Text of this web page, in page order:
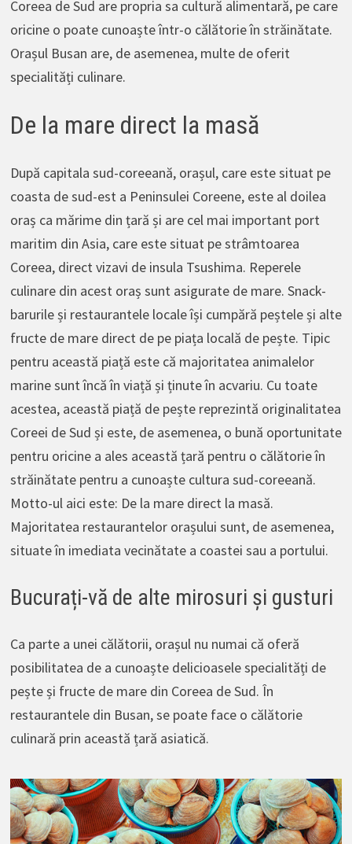
Coreea de Sud are propria sa cultură alimentară, pe care
oricine o poate cunoaște într-o călătorie în străinătate.
Orașul Busan are, de asemenea, multe de oferit
specialități culinare.
De la mare direct la masă
După capitala sud-coreeană, orașul, care este situat pe
coasta de sud-est a Peninsulei Coreene, este al doilea
oraș ca mărime din țară și are cel mai important port
maritim din Asia, care este situat pe strâmtoarea
Coreea, direct vizavi de insula Tsushima. Reperele
culinare din acest oraș sunt asigurate de mare. Snack-
barurile și restaurantele locale își cumpără peștele și alte
fructe de mare direct de pe piața locală de pește. Tipic
pentru această piață este că majoritatea animalelor
marine sunt încă în viață și ținute în acvariu. Cu toate
acestea, această piață de pește reprezintă originalitatea
Coreei de Sud și este, de asemenea, o bună oportunitate
pentru oricine a ales această țară pentru o călătorie în
străinătate pentru a cunoaște cultura sud-coreeană.
Motto-ul aici este: De la mare direct la masă.
Majoritatea restaurantelor orașului sunt, de asemenea,
situate în imediata vecinătate a coastei sau a portului.
Bucurați-vă de alte mirosuri și gusturi
Ca parte a unei călătorii, orașul nu numai că oferă
posibilitatea de a cunoaște delicioasele specialități de
pește și fructe de mare din Coreea de Sud. În
restaurantele din Busan, se poate face o călătorie
culinară prin această țară asiatică.